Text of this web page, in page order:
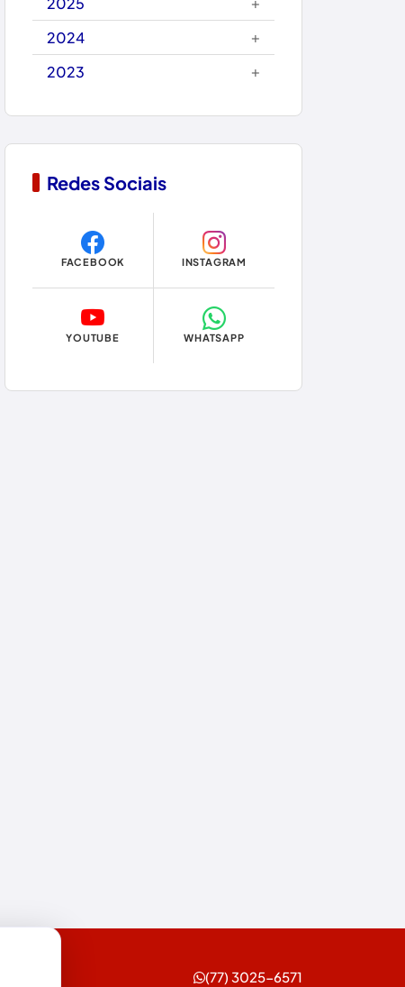
Caturama
Chapada Diamantina
Condeúba
Copa do Mundo 2026
Dom Basílio
Economia
Educação
Eleições 2024
Igaporã
2024
+
2023
+
Redes Sociais
FACEBOOK INSTAGRAM
YOUTUBE WHATSAPP
(77) 3025-6571